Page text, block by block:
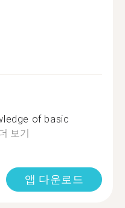
of basic
보기
앱 다운로드